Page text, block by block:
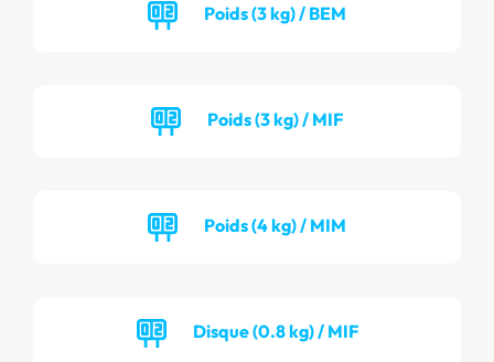
Poids (3 kg) / BEM
Poids (3 kg) / MIF
Poids (4 kg) / MIM
Disque (0.8 kg) / MIF